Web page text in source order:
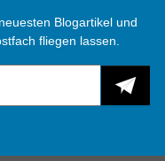
Blogartikel und
fliegen lassen.